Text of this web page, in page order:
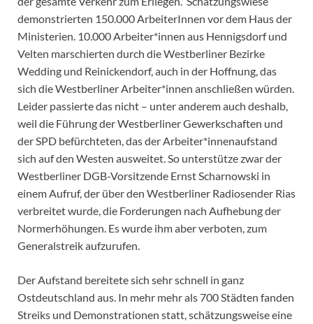
demonstrierten 150.000 ArbeiterInnen vor dem Haus der
Ministerien. 10.000 Arbeiter*innen aus Hennigsdorf und
Velten marschierten durch die Westberliner Bezirke
Wedding und Reinickendorf, auch in der Hoffnung, das
sich die Westberliner Arbeiter*innen anschließen würden.
Leider passierte das nicht – unter anderem auch deshalb,
weil die Führung der Westberliner Gewerkschaften und
der SPD befürchteten, das der Arbeiter*innenaufstand
sich auf den Westen ausweitet. So unterstütze zwar der
Westberliner DGB-Vorsitzende Ernst Scharnowski in
einem Aufruf, der über den Westberliner Radiosender Rias
verbreitet wurde, die Forderungen nach Aufhebung der
Normerhöhungen. Es wurde ihm aber verboten, zum
Generalstreik aufzurufen.
Der Aufstand bereitete sich sehr schnell in ganz
Ostdeutschland aus. In mehr mehr als 700 Städten fanden
Streiks und Demonstrationen statt, schätzungsweise eine